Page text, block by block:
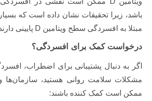
باشد، زیرا تحقیقات نشان داده است که
مبتلا به افسردگی سطح ویتامین D پایینی دارند.
درخواست کمک برای افسردگی؟
اگر به دنبال پشتیبانی برای اضطراب،
مشکلات سلامت روانی هستید، سازمان‌ها و
ممکن است کمک کننده باشند: